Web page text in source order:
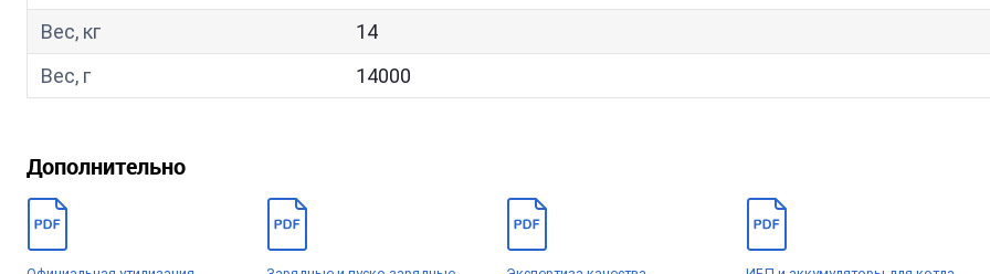
Вес, кг
14
Вес, г
14000
Дополнительно